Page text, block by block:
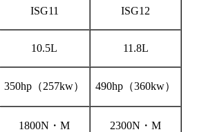
ISG11 ISG12
10.5L 11.8L
350hp（257kw） 490hp（360kw）
1800N・M 2300N・M